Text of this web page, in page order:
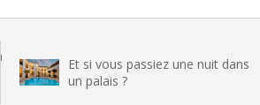
Et si vous passiez une nuit dans
un palais ?